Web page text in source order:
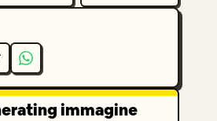
immagine